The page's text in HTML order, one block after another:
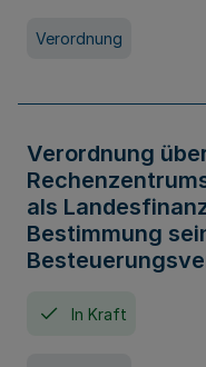
Verordnung
Verordnung
als
Bestimmung
In Kraft